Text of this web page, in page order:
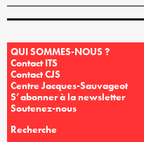
QUI SOMMES-NOUS ?
Contact ITS
Contact CJS
Centre Jacques-Sauvageot
S’abonner à la newsletter
Soutenez-nous
Recherche